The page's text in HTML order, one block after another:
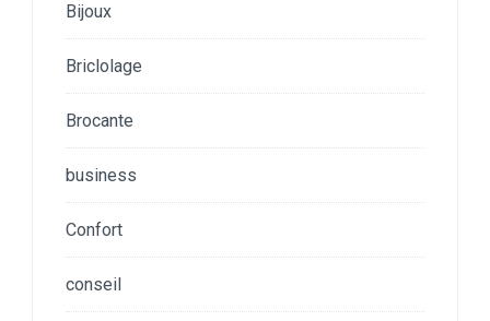
Bijoux
Briclolage
Brocante
business
Confort
conseil